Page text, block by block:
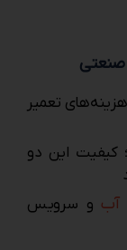
صنعتی
تعمیر
کیفیت این دو
آب و سرویس